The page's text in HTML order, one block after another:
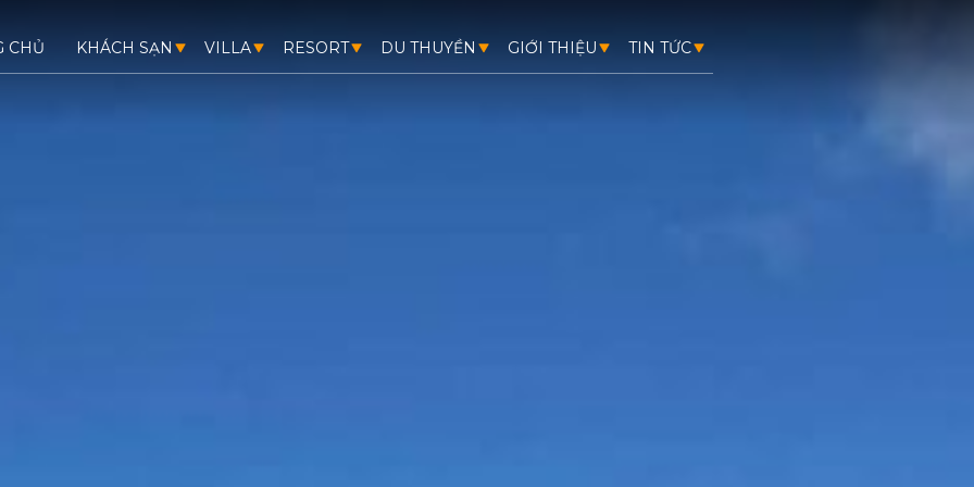
CHỦ KHÁCH SẠN VILLA RESORT DU THUYỀN GIỚI THIỆU TIN TỨC